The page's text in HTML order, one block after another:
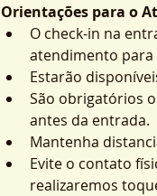
Orientações para o
O check-in na
atendimento para
Estarão
São obrigatórios
antes da entrada.
Mantenha
Evite o contato
realizaremos